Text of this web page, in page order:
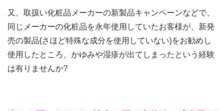
又、取扱い化粧品メーカーの新製品キャンペーンなどで、
同じメーカーの化粧品を永年使用していたお客様が、新発
売の製品(さほど特殊な成分を使用していない)をお勧めし
使用したところ、かゆみや湿疹が出てしまったという経験
は有りませんか?